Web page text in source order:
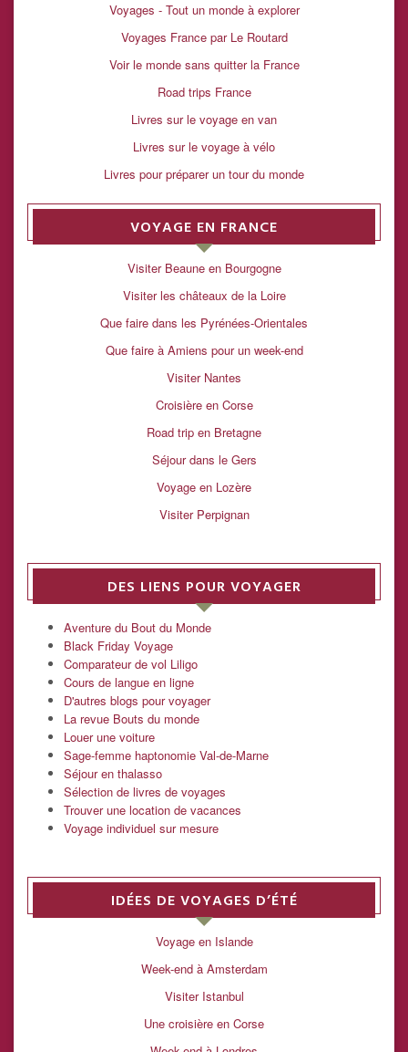
Voyages - Tout un monde à explorer
Voyages France par Le Routard
Voir le monde sans quitter la France
Road trips France
Livres sur le voyage en van
Livres sur le voyage à vélo
Livres pour préparer un tour du monde
VOYAGE EN FRANCE
Visiter Beaune en Bourgogne
Visiter les châteaux de la Loire
Que faire dans les Pyrénées-Orientales
Que faire à Amiens pour un week-end
Visiter Nantes
Croisière en Corse
Road trip en Bretagne
Séjour dans le Gers
Voyage en Lozère
Visiter Perpignan
DES LIENS POUR VOYAGER
Aventure du Bout du Monde
Black Friday Voyage
Comparateur de vol Liligo
Cours de langue en ligne
D'autres blogs pour voyager
La revue Bouts du monde
Louer une voiture
Sage-femme haptonomie Val-de-Marne
Séjour en thalasso
Sélection de livres de voyages
Trouver une location de vacances
Voyage individuel sur mesure
IDÉES DE VOYAGES D’ÉTÉ
Voyage en Islande
Week-end à Amsterdam
Visiter Istanbul
Une croisière en Corse